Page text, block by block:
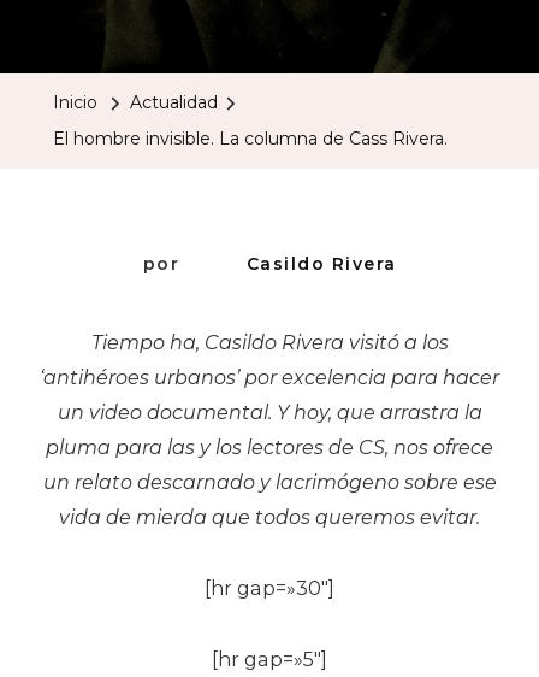
Inicio
Actualidad
El hombre invisible. La columna de Cass Rivera.
por Casildo Rivera
Tiempo ha, Casildo Rivera visitó a los
‘antihéroes urbanos’ por excelencia para hacer
un video documental. Y hoy, que arrastra la
pluma para las y los lectores de CS, nos ofrece
un relato descarnado y lacrimógeno sobre ese
vida de mierda que todos queremos evitar.
[hr gap=»30″]
[hr gap=»5″]